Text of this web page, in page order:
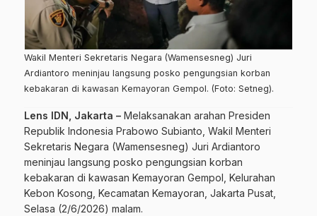
Wakil Menteri Sekretaris Negara (Wamensesneg) Juri
Ardiantoro meninjau langsung posko pengungsian korban
kebakaran di kawasan Kemayoran Gempol. (Foto: Setneg).
Lens IDN, Jakarta – Melaksanakan arahan Presiden
Republik Indonesia Prabowo Subianto, Wakil Menteri
Sekretaris Negara (Wamensesneg) Juri Ardiantoro
meninjau langsung posko pengungsian korban
kebakaran di kawasan Kemayoran Gempol, Kelurahan
Kebon Kosong, Kecamatan Kemayoran, Jakarta Pusat,
Selasa (2/6/2026) malam.